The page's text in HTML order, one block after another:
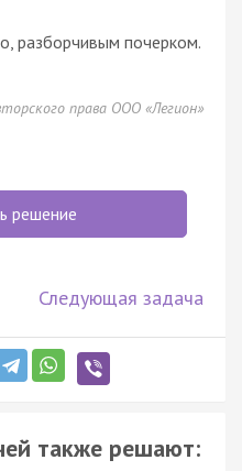
разборчивым почерком.
права ООО «Легион»
решение
Следующая задача
также решают: